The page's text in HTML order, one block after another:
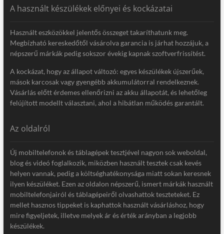
A használt készülékek előnyei és kockázatai
Használt eszközökkel jelentős összeget takaríthatunk meg.
Megbízható kereskedőtől vásárolva garancia is járhat hozzájuk, a
népszerű márkák pedig sokszor évekig kapnak szoftverfrissítést.
A kockázat, hogy az állapot változó: egyes készülékek újszerűek,
mások karcosak vagy gyengébb akkumulátorral rendelkeznek.
Vásárlás előtt érdemes ellenőrizni az akku állapotát, és lehetőleg
felújított modellt választani, ahol a hibátlan működés garantált.
Az oldalról
Új mobiltelefonok és táblagépek tesztjével nagyon sok weboldal,
blog és videó foglalkozik, miközben használt tesztek csak kevés
helyen vannak, pedig a költséghatékonysága miatt sokan keresnek
ilyen készüléket. Ezen az oldalon népszerű, ismert márkák használt
mobiltelefonjairól és táblagépeiről olvashattok teszteteket. Ez
mellet hasznos tippeket is kaphattok használt vásárláshoz, hogy
mire figyeljetek, illetve melyek ár és érték arányban a legjobb
készülékek.